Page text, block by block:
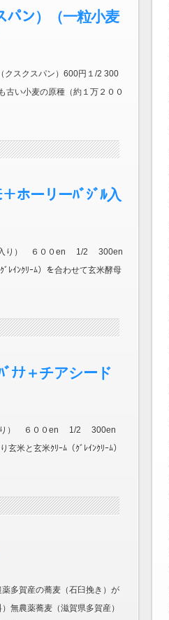
パン）（一粒小麦
クスクスパン）600円１/2 300
古い小麦の原種（約１万２００
ホーリーﾊﾞｼﾞﾙ入
ﾙ入り） ６００en 1/2 300en
ﾞﾚｲﾝｸﾘｰﾑ）を合わせて玄米酵母
ﾅﾅ＋チアシード
入り） ６００en 1/2 300en
米と玄米ｸﾘｰﾑ（ｸﾞﾚｲﾝｸﾘｰﾑ）
賀産の蕎麦（石臼挽き）が
無農薬蕎麦（滋賀県多賀産）